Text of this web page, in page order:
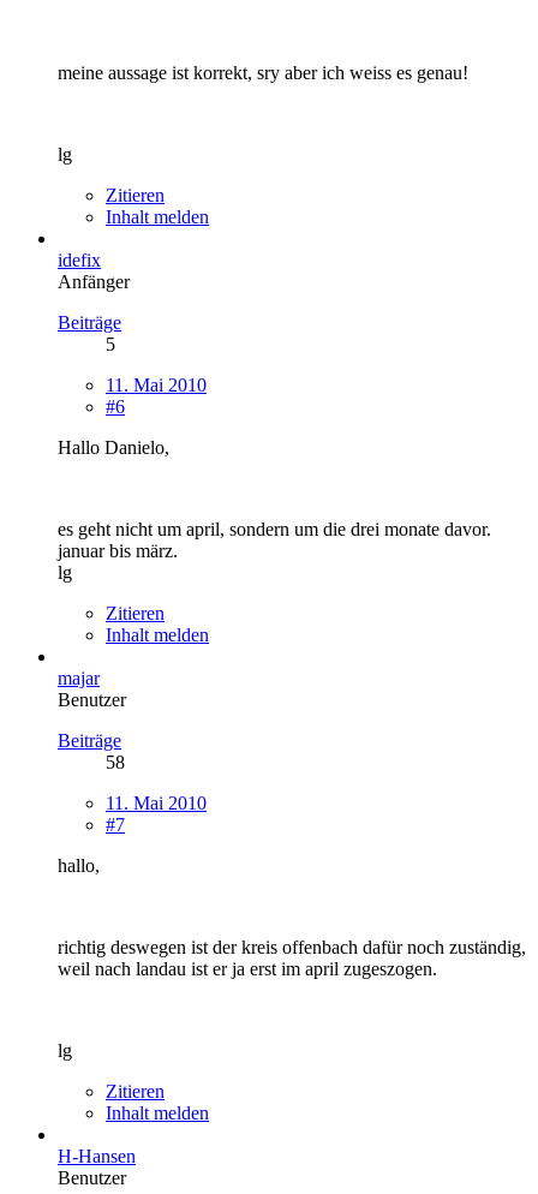
meine aussage ist korrekt, sry aber ich weiss es genau!
lg
Zitieren
Inhalt melden
idefix
Anfänger
Beiträge
5
11. Mai 2010
#6
Hallo Danielo,
es geht nicht um april, sondern um die drei monate davor.
januar bis märz.
lg
Zitieren
Inhalt melden
majar
Benutzer
Beiträge
58
11. Mai 2010
#7
hallo,
richtig deswegen ist der kreis offenbach dafür noch zuständig,
weil nach landau ist er ja erst im april zugeszogen.
lg
Zitieren
Inhalt melden
H-Hansen
Benutzer